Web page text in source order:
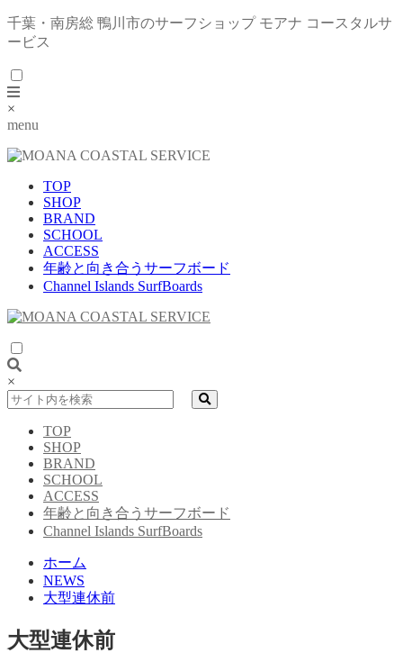
千葉・南房総 鴨川市のサーフショップ モアナ コースタルサ
ービス
×
menu
TOP
SHOP
BRAND
SCHOOL
ACCESS
年齢と向き合うサーフボード
Channel Islands SurfBoards
×
TOP
SHOP
BRAND
SCHOOL
ACCESS
年齢と向き合うサーフボード
Channel Islands SurfBoards
ホーム
NEWS
大型連休前
大型連休前